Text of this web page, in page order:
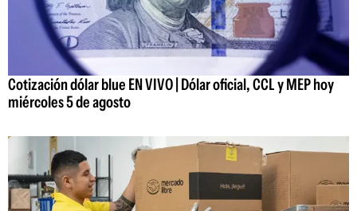
Cotización dólar blue EN VIVO | Dólar oficial, CCL y MEP hoy
miércoles 5 de agosto